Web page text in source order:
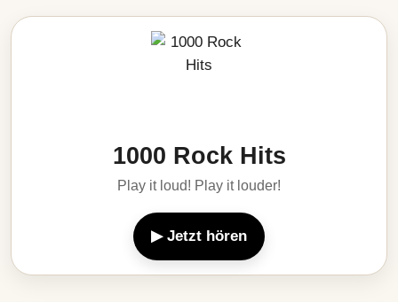
1000 Rock Hits
Play it loud! Play it louder!
▶ Jetzt hören